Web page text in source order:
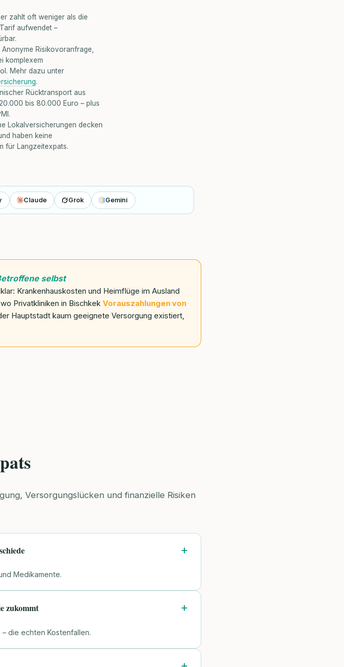
zahlt oft weniger als die
aufwendet –
Anonyme Risikovoranfrage,
komplexem
Mehr dazu unter
.
Rücktransport aus
bis 80.000 Euro – plus
Lokalversicherungen decken
haben keine
für Langzeitexpats.
Claude Grok Gemini
selbst
Krankenhauskosten und Heimflüge im Ausland
Privatkliniken in Bischkek Vorauszahlungen von
Hauptstadt kaum geeignete Versorgung existiert,
Versorgungslücken und finanzielle Risiken
Medikamente.
zukommt
die echten Kostenfallen.